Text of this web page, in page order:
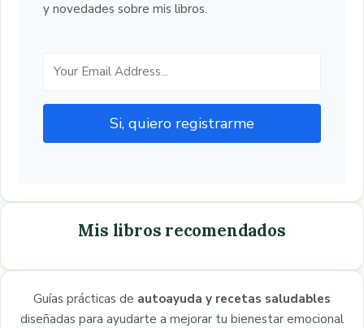
y novedades sobre mis libros.
Si, quiero registrarme
Mis libros recomendados
Guías prácticas de autoayuda y recetas saludables
diseñadas para ayudarte a mejorar tu bienestar emocional